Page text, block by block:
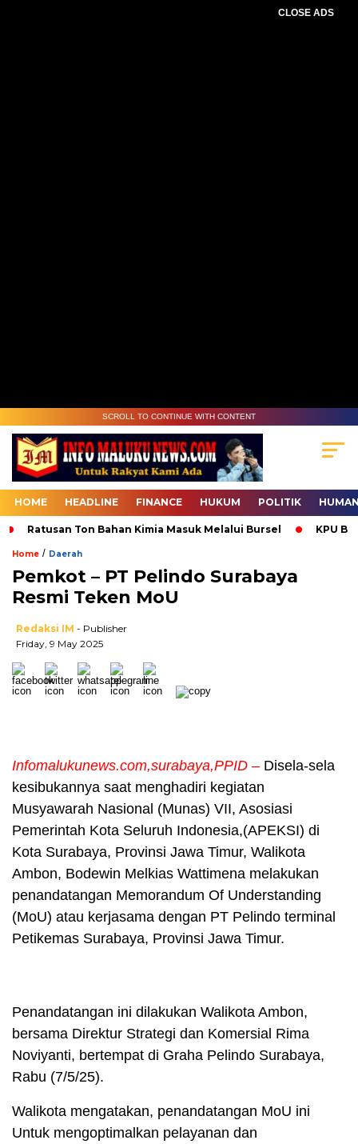
CLOSE ADS
SCROLL TO CONTINUE WITH CONTENT
HOME HEADLINE FINANCE HUKUM POLITIK
Ratusan Ton Bahan Kimia Masuk Melalui Bursel KPU
Home / Daerah
Pemkot – PT Pelindo Surabaya
Resmi Teken MoU
Redaksi IM - Publisher
Friday, 9 May 2025
Infomalukunews.com,surabaya,PPID – Disela-sela
kesibukannya saat menghadiri kegiatan
Musyawarah Nasional (Munas) VII, Asosiasi
Pemerintah Kota Seluruh Indonesia,(APEKSI) di
Kota Surabaya, Provinsi Jawa Timur, Walikota
Ambon, Bodewin Melkias Wattimena melakukan
penandatangan Memorandum Of Understanding
(MoU) atau kerjasama dengan PT Pelindo terminal
Petikemas Surabaya, Provinsi Jawa Timur.
Penandatangan ini dilakukan Walikota Ambon,
bersama Direktur Strategi dan Komersial Rima
Noviyanti, bertempat di Graha Pelindo Surabaya,
Rabu (7/5/25).
Walikota mengatakan, penandatangan MoU ini
Untuk mengoptimalkan pelayanan dan